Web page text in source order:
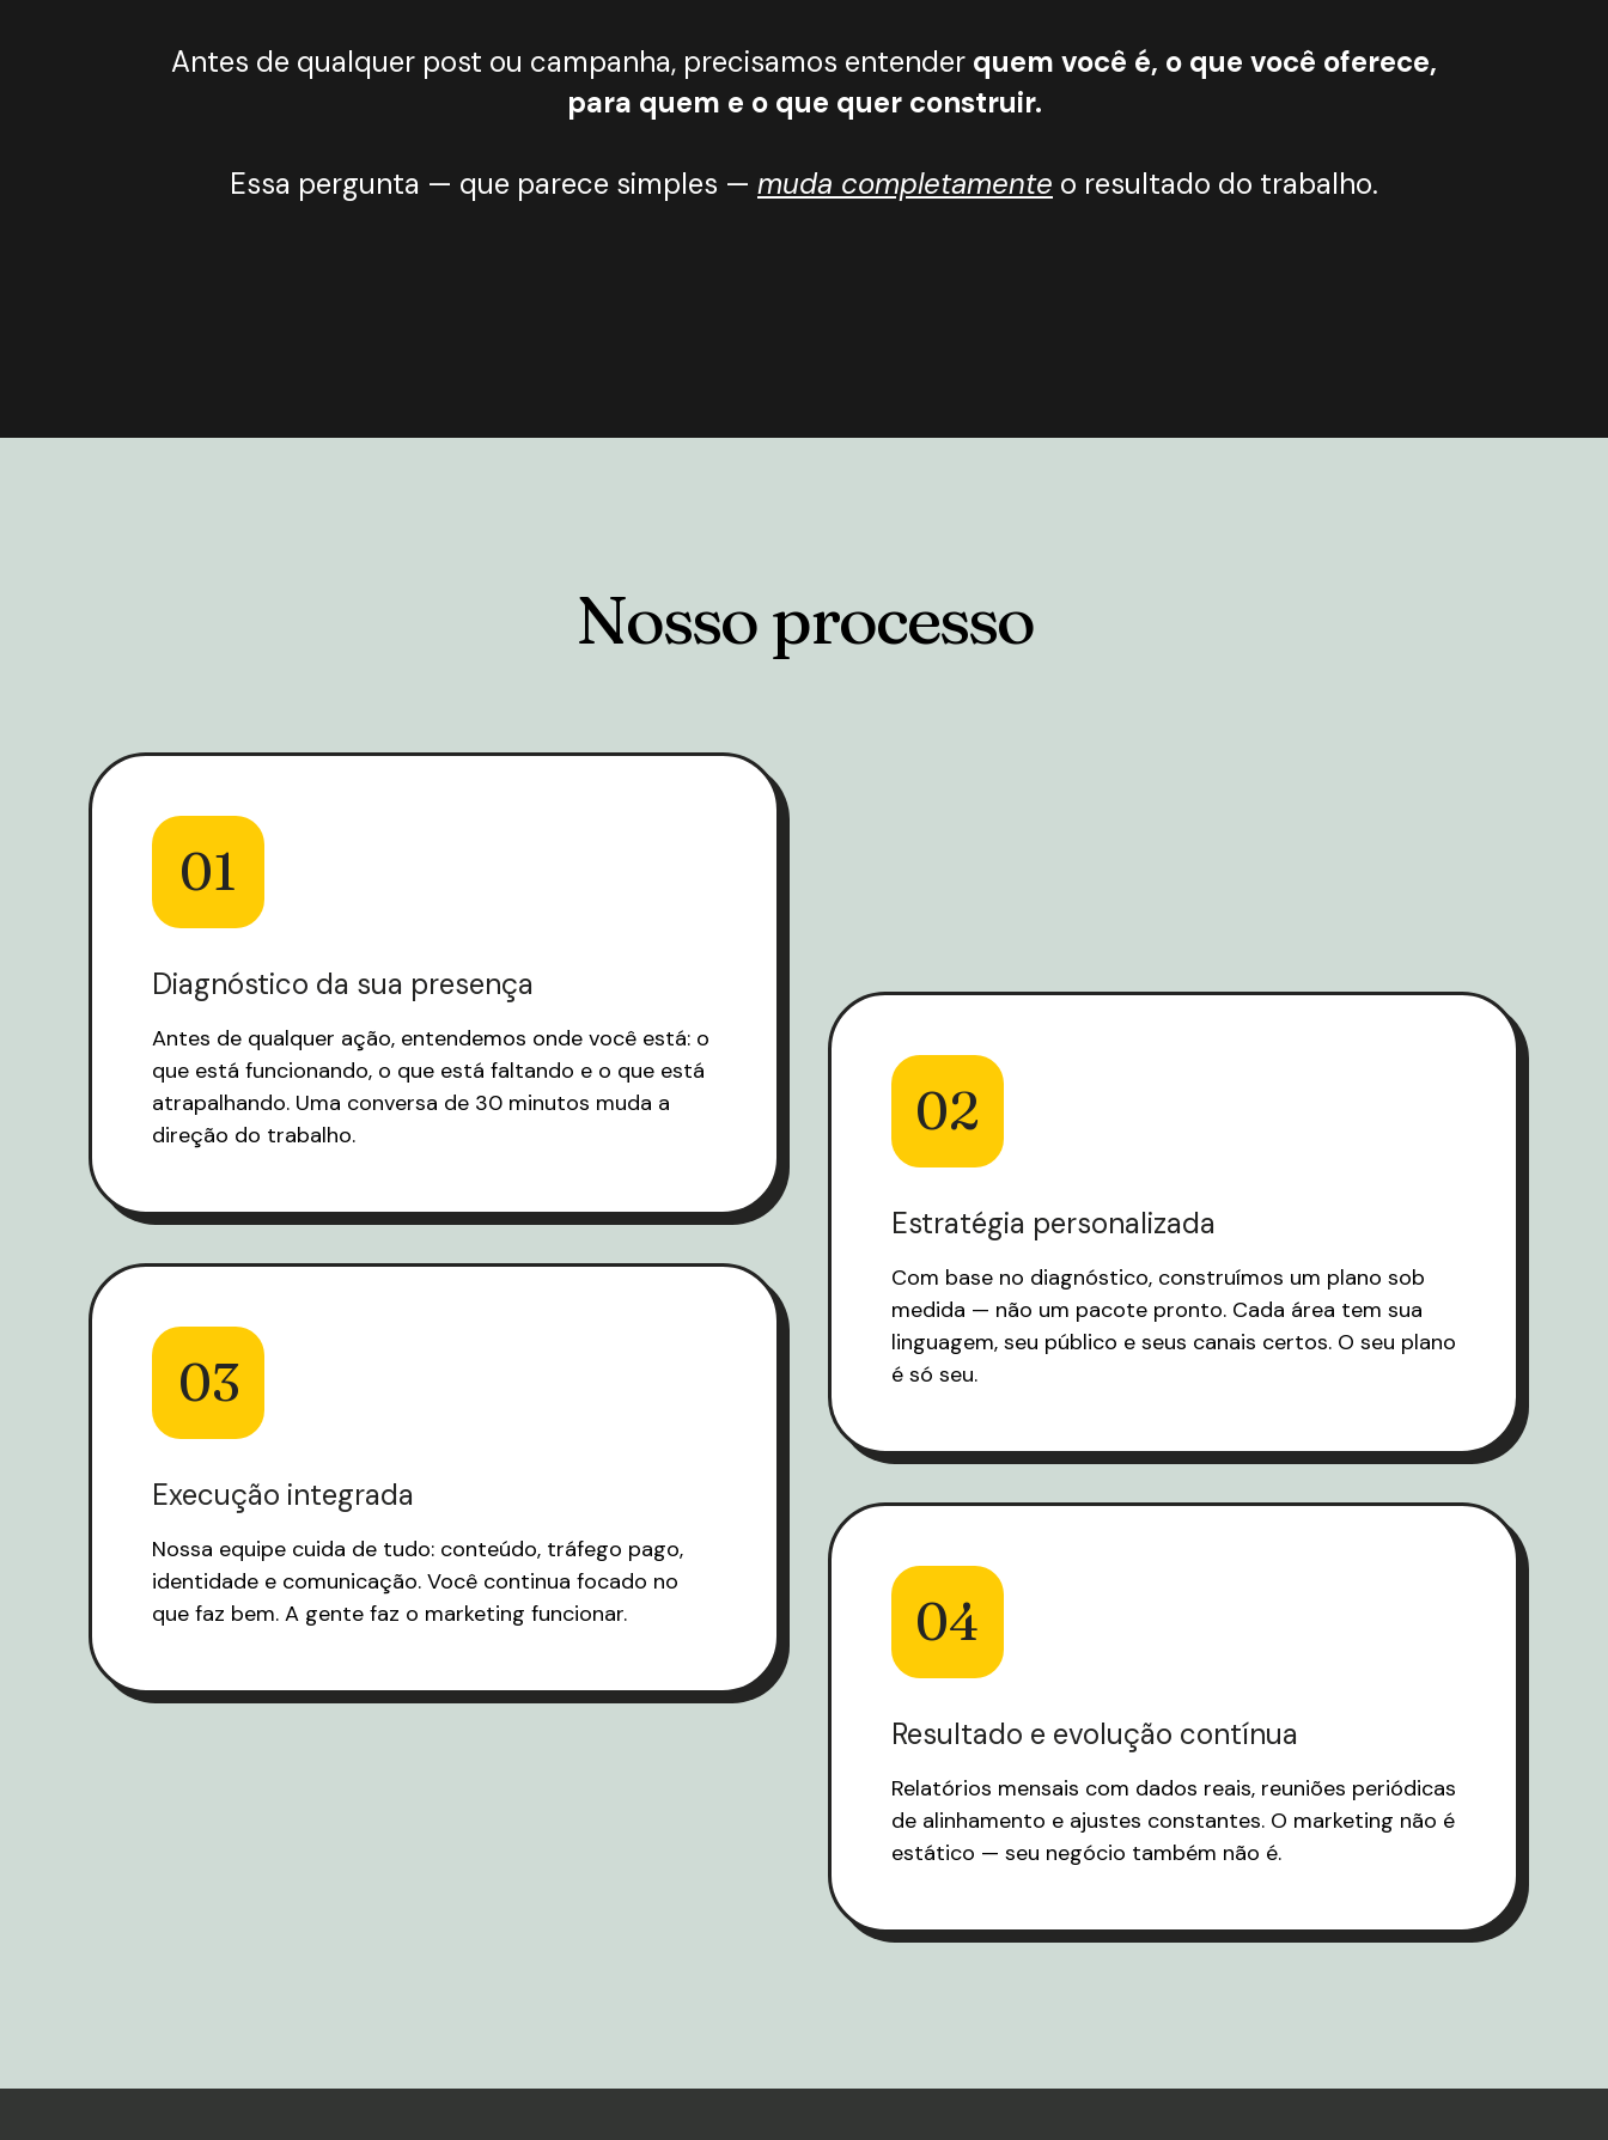
Antes de qualquer post ou campanha, precisamos entender quem você é, o que você oferece,
para quem e o que quer construir.
Essa pergunta — que parece simples — muda completamente o resultado do trabalho.
Nosso processo
01
Diagnóstico da sua presença
Antes de qualquer ação, entendemos onde você está: o
que está funcionando, o que está faltando e o que está
atrapalhando. Uma conversa de 30 minutos muda a
direção do trabalho.
02
Estratégia personalizada
Com base no diagnóstico, construímos um plano sob
medida — não um pacote pronto. Cada área tem sua
linguagem, seu público e seus canais certos. O seu plano
é só seu.
03
Execução integrada
Nossa equipe cuida de tudo: conteúdo, tráfego pago,
identidade e comunicação. Você continua focado no
que faz bem. A gente faz o marketing funcionar.
04
Resultado e evolução contínua
Relatórios mensais com dados reais, reuniões periódicas
de alinhamento e ajustes constantes. O marketing não é
estático — seu negócio também não é.